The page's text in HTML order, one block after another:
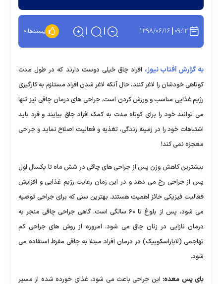
۰۹:۱۳ ۱۳۹۸/۰۶/۱۶ پسندها:۰
به گزارش آفتاب نیوز، افراد چاق خیلی دوست دارند که در طول مدت
کوتاهی خودشان را لاغر کنند، حال آنکه لاغر شدن افراد مستلزم به کارگیری
رژیم غذایی مناسب و ورزش کردن است. جراحی های درمان چاقی نیز تنها
می توانند خود را برای کوتاه مدت به کمک افراد چاق بیایند و فرد باید
اشتباهات خود را در زمینه زندگی، تغذیه و فعالیت اصلاح نماید و جراحی
معجزه نمی کند!
بیشترین کاهش وزن پس از جراحی های چاقی در شش ماه تا یکسال اول
پس از جراحی رخ می دهد و در این زمان رعایت رژیم غذایی و افزایش
فعالیت فیزیکی حائز اهمیت هستند. بهترین سنی که برای جراحی توصیه
می شود، پس از بلوغ تا ۶۰ سالگی است. گاهی جراحی چاقی منجر به
درمان نازایی در زنان چاق می شود. امروزه از روش های جراحی کم
تهاجمی (لاپاراسکوپیک) در درمان افراد مبتلا به چاقی مفرط استفاده می
شود.
بای پس معده:این جراحی باعث می شود، غذای خورده شده از مسیر